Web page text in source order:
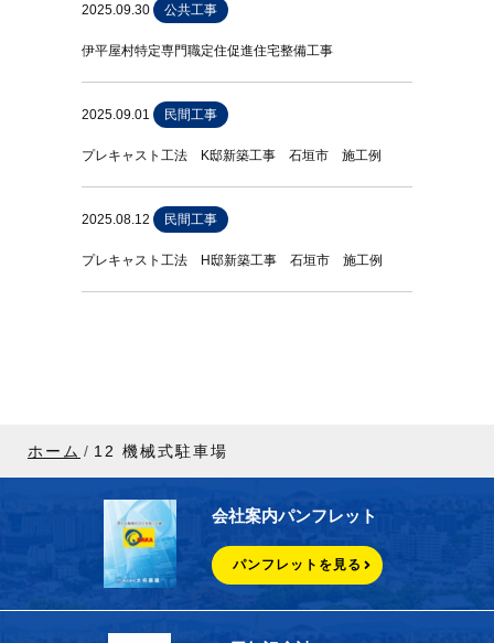
2025.09.30 公共工事
伊平屋村特定専門職定住促進住宅整備工事
2025.09.01 民間工事
プレキャスト工法 K邸新築工事 石垣市 施工例
2025.08.12 民間工事
プレキャスト工法 H邸新築工事 石垣市 施工例
ホーム 12 機械式駐車場
会社案内パンフレット
パンフレットを見る